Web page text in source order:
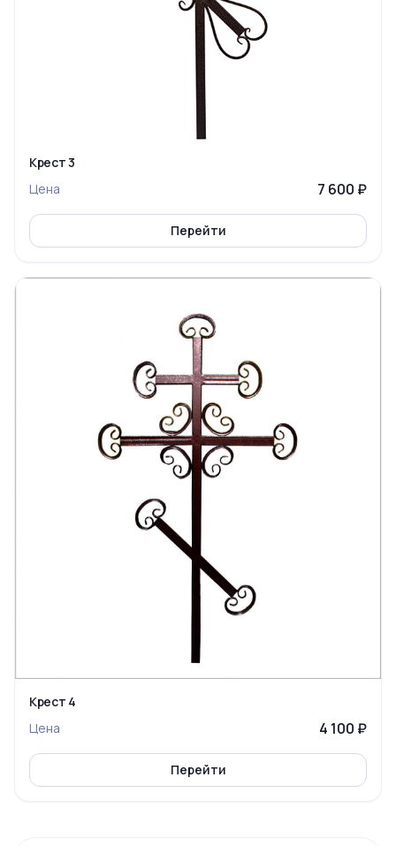
Крест 3
Цена
7 600 ₽
Перейти
Крест 4
Цена
4 100 ₽
Перейти